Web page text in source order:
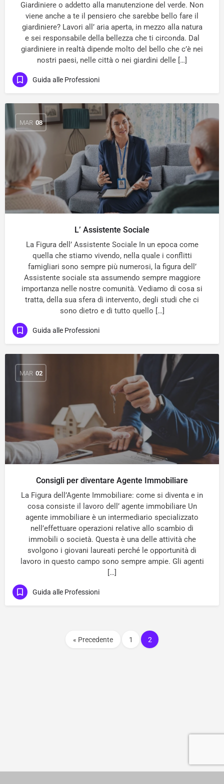
Giardiniere o addetto alla manutenzione del verde. Non
viene anche a te il pensiero che sarebbe bello fare il
giardiniere? Lavori all’ aria aperta, in mezzo alla natura
e sei responsabile della bellezza che ti circonda. Dal
giardiniere in realtà dipende molto del bello che c’è nei
nostri paesi, nelle città o nei giardini delle […]
Guida alle Professioni
MAR 08
L’ Assistente Sociale
La Figura dell’ Assistente Sociale In un epoca come
quella che stiamo vivendo, nella quale i conflitti
famigliari sono sempre più numerosi, la figura dell’
Assistente sociale sta assumendo sempre maggiore
importanza nelle nostre comunità. Vediamo di cosa si
tratta, della sua sfera di intervento, degli studi che ci
sono dietro e di tutto quello […]
Guida alle Professioni
MAR 02
Consigli per diventare Agente Immobiliare
La Figura dell’Agente Immobiliare: come si diventa e in
cosa consiste il lavoro dell’ agente immobiliare Un
agente immobiliare è un intermediario specializzato
nell’effettuare operazioni relative allo scambio di
immobili o società. Questa è una delle attività che
svolgono i giovani laureati perché le opportunità di
lavoro in questo campo sono sempre ampie. Gli agenti
[…]
Guida alle Professioni
« Precedente 1 2